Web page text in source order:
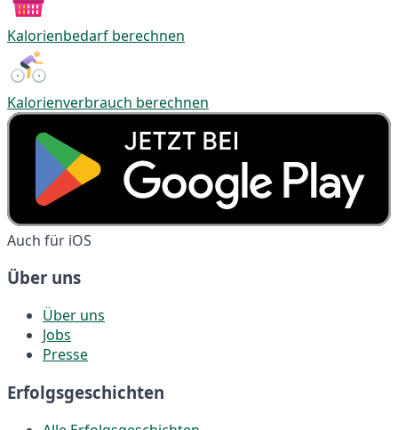
Kalorienbedarf berechnen
Kalorienverbrauch berechnen
Auch für iOS
Über uns
Über uns
Jobs
Presse
Erfolgsgeschichten